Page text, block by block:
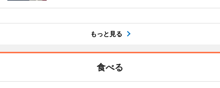
もっと見る
食べる